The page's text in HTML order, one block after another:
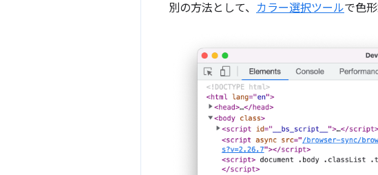
別の方法として、 カラー選択ツールで色